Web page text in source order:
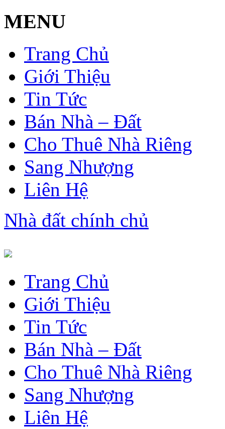
MENU
Trang Chủ
Giới Thiệu
Tin Tức
Bán Nhà – Đất
Cho Thuê Nhà Riêng
Sang Nhượng
Liên Hệ
Nhà đất chính chủ
Trang Chủ
Giới Thiệu
Tin Tức
Bán Nhà – Đất
Cho Thuê Nhà Riêng
Sang Nhượng
Liên Hệ